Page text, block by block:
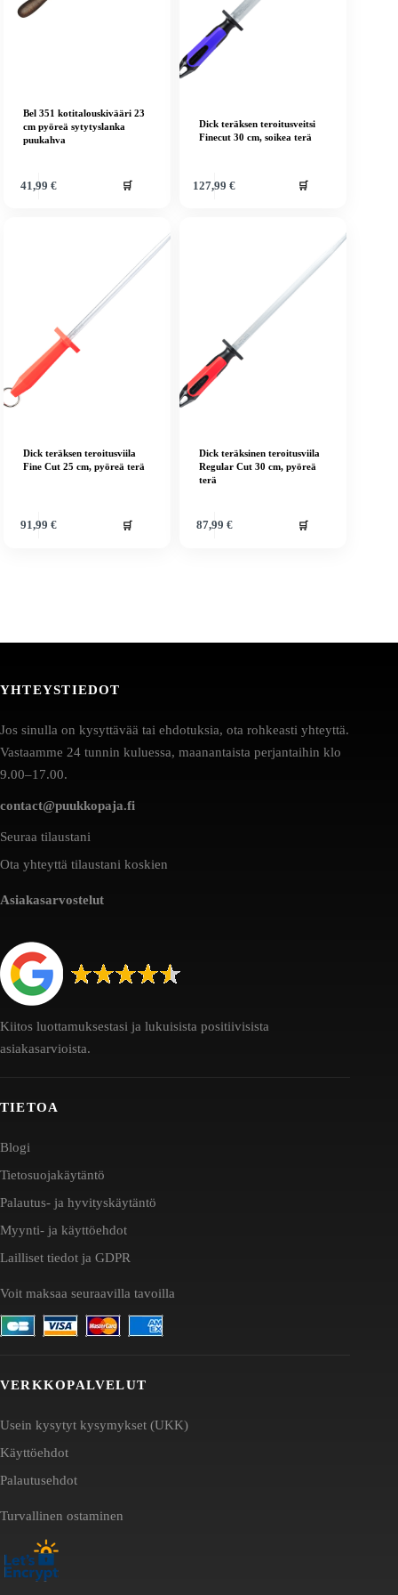
Bel 351 kotitalouskivääri 23
cm pyöreä sytytyslanka
puukahva
41,99 € 🛒
Dick teräksen teroitusveitsi
Finecut 30 cm, soikea terä
127,99€ 🛒
Dick teräksen teroitusviila
Fine Cut 25 cm, pyöreä terä
91,99 € 🛒
Dick teräksinen teroitusviila
Regular Cut 30 cm, pyöreä
terä
87,99 € 🛒
YHTEYSTIEDOT
Jos sinulla on kysyttävää tai ehdotuksia, ota rohkeasti yhteyttä.
Vastaamme 24 tunnin kuluessa, maanantaista perjantaihin klo
9.00–17.00.
contact@puukkopaja.fi
Seuraa tilaustani
Ota yhteyttä tilaustani koskien
Asiakasarvostelut
Kiitos luottamuksestasi ja lukuisista positiivisista
asiakasarvioista.
TIETOA
Blogi
Tietosuojakäytäntö
Palautus- ja hyvityskäytäntö
Myynti- ja käyttöehdot
Lailliset tiedot ja GDPR
Voit maksaa seuraavilla tavoilla
VERKKOPALVELUT
Usein kysytyt kysymykset (UKK)
Käyttöehdot
Palautusehdot
Turvallinen ostaminen